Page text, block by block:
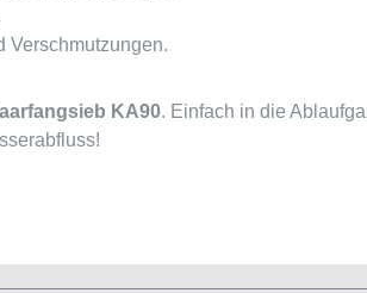
Verschmutzungen.
KA90. Einfach in die